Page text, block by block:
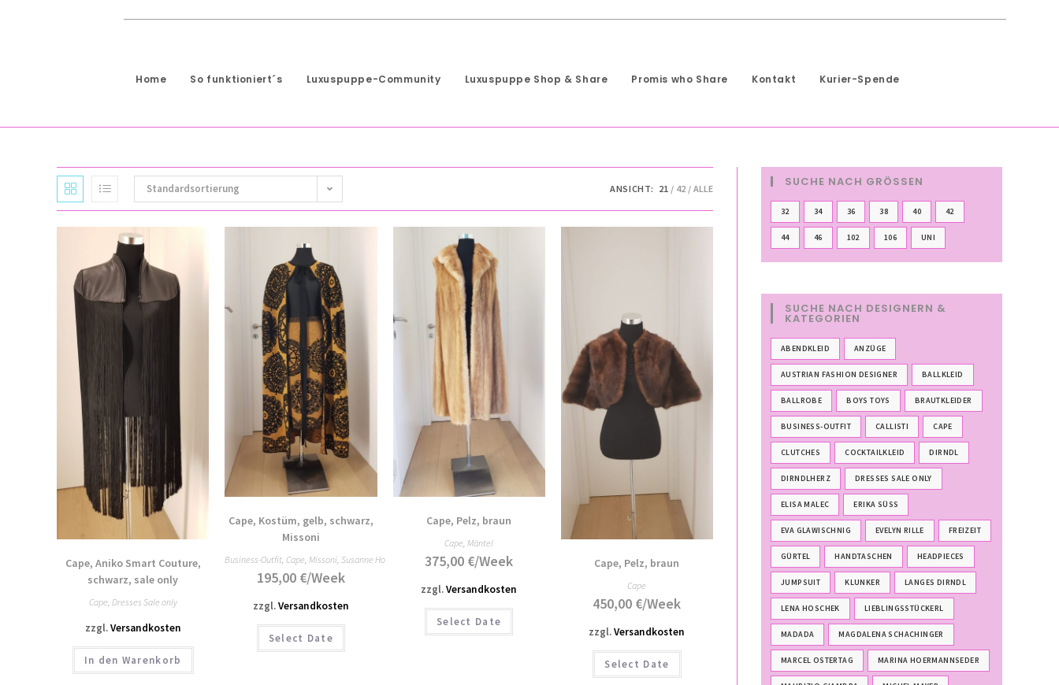
Home So funktioniert´s Luxuspuppe-Community Luxuspuppe Shop & Share Promis who Share Kontakt Kurier-Spende
Standardsortierung ANSICHT: 21 42 ALLE
Cape, Aniko Smart Couture,
schwarz, sale only
Cape Dresses Sale only
zzgl.Versandkosten
In den Warenkorb
Cape, Kostüm, gelb, schwarz,
Missoni
Business-Outfit,Cape,Missoni,Susanne Hoffmann
195,00 €/Week
zzgl.Versandkosten
Select Date
Cape, Pelz, braun
Cape,Mäntel
375,00 €/Week
zzgl.Versandkosten
Select Date
Cape, Pelz, braun
Cape
450,00 €/Week
zzgl.Versandkosten
Select Date
SUCHE NACH GRÖSSEN
32 34 36 38 40 42
44 46 102 106 UNI
SUCHE NACH DESIGNERN &
KATEGORIEN
ABENDKLEID ANZÜGE
AUSTRIAN FASHION DESIGNER BALLKLEID
BALLROBE BOYS TOYS BRAUTKLEIDER
BUSINESS-OUTFIT CALLISTI CAPE
CLUTCHES COCKTAILKLEID DIRNDL
DIRNDLHERZ DRESSES SALE ONLY
ELISA MALEC ERIKA SÜSS
EVA GLAWISCHNIG EVELYN RILLE FREIZEIT
GÜRTEL HANDTASCHEN HEADPIECES
JUMPSUIT KLUNKER LANGES DIRNDL
LENA HOSCHEK LIEBLINGSSTÜCKERL
MADADA MAGDALENA SCHACHINGER
MARCEL OSTERTAG MARINA HOERMANNSEDER